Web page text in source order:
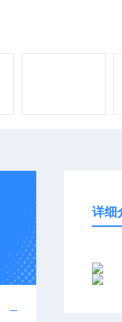
详细